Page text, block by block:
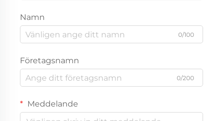
Namn
0/100
Företagsnamn
0/200
Meddelande